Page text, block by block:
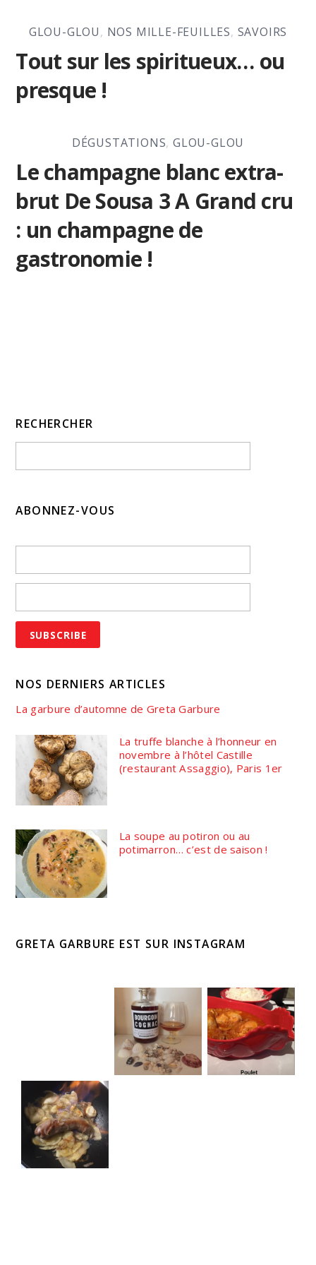
GLOU-GLOU, NOS MILLE-FEUILLES, SAVOIRS
Tout sur les spiritueux… ou
presque !
DÉGUSTATIONS, GLOU-GLOU
Le champagne blanc extra-
brut De Sousa 3 A Grand cru
: un champagne de
gastronomie !
RECHERCHER
ABONNEZ-VOUS
NOS DERNIERS ARTICLES
La garbure d’automne de Greta Garbure
La truffe blanche à l’honneur en
novembre à l’hôtel Castille
(restaurant Assaggio), Paris 1er
La soupe au potiron ou au
potimarron… c’est de saison !
GRETA GARBURE EST SUR INSTAGRAM